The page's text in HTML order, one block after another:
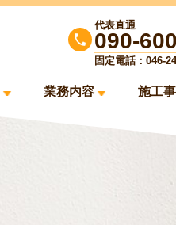
代表直通
090-
固定電話：046-
業務内容 施工